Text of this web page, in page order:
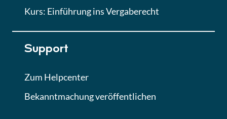
Kurs: Einführung ins Vergaberecht
Support
Zum Helpcenter
Bekanntmachung veröffentlichen